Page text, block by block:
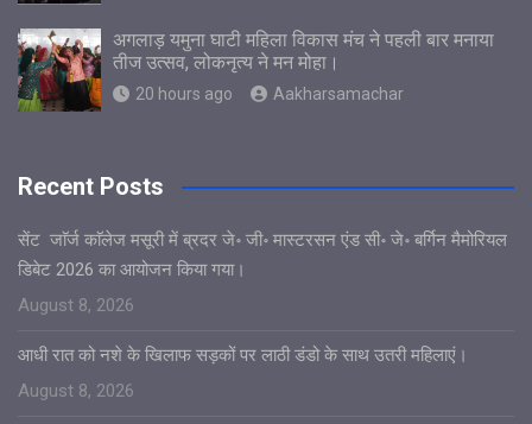
अगलाड़ यमुना घाटी महिला विकास मंच ने पहली बार मनाया
तीज उत्सव, लोकनृत्य ने मन मोहा।
20 hours ago Aakharsamachar
Recent Posts
सेंट जाॅर्ज काॅलेज मसूरी में ब्रदर जे॰ जी॰ मास्टरसन एंड सी॰ जे॰ बर्गिन मैमोरियल
डिबेट 2026 का आयोजन किया गया।
August 8, 2026
आधी रात को नशे के खिलाफ सड़कों पर लाठी डंडो के साथ उतरी महिलाएं।
August 8, 2026